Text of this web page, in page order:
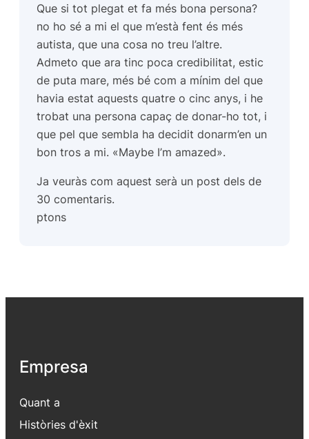
Que si tot plegat et fa més bona persona?
no ho sé a mi el que m’està fent és més
autista, que una cosa no treu l’altre.
Admeto que ara tinc poca credibilitat, estic
de puta mare, més bé com a mínim del que
havia estat aquests quatre o cinc anys, i he
trobat una persona capaç de donar-ho tot, i
que pel que sembla ha decidit donarm’en un
bon tros a mi. «Maybe I’m amazed».
Ja veuràs com aquest serà un post dels de
30 comentaris.
ptons
Empresa
Quant a
Històries d'èxit